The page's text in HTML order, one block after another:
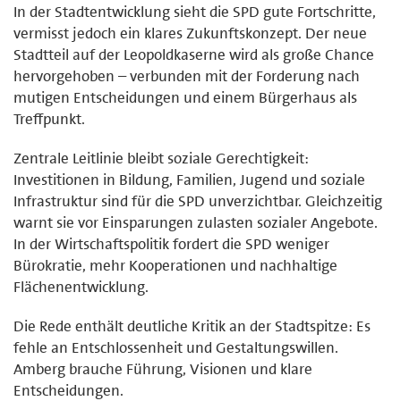
In der Stadtentwicklung sieht die SPD gute Fortschritte,
vermisst jedoch ein klares Zukunftskonzept. Der neue
Stadtteil auf der Leopoldkaserne wird als große Chance
hervorgehoben – verbunden mit der Forderung nach
mutigen Entscheidungen und einem Bürgerhaus als
Treffpunkt.
Zentrale Leitlinie bleibt soziale Gerechtigkeit:
Investitionen in Bildung, Familien, Jugend und soziale
Infrastruktur sind für die SPD unverzichtbar. Gleichzeitig
warnt sie vor Einsparungen zulasten sozialer Angebote.
In der Wirtschaftspolitik fordert die SPD weniger
Bürokratie, mehr Kooperationen und nachhaltige
Flächenentwicklung.
Die Rede enthält deutliche Kritik an der Stadtspitze: Es
fehle an Entschlossenheit und Gestaltungswillen.
Amberg brauche Führung, Visionen und klare
Entscheidungen.